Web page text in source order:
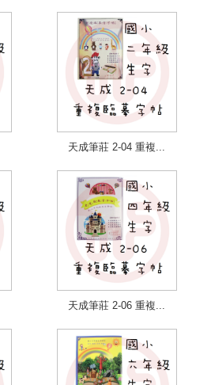
天成筆莊 2-04 重複...
天成筆莊 2-06 重複...